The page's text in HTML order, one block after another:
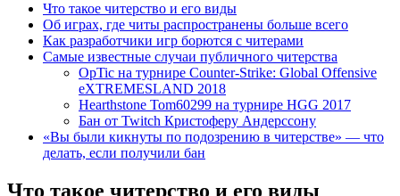
Что такое читерство и его виды
Об играх, где читы распространены больше всего
Как разработчики игр борются с читерами
Самые известные случаи публичного читерства
OpTic на турнире Counter-Strike: Global Offensive
eXTREMESLAND 2018
Hearthstone Tom60299 на турнире HGG 2017
Бан от Twitch Кристоферу Андерссону
«Вы были кикнуты по подозрению в читерстве» — что
делать, если получили бан
Что такое читерство и его виды